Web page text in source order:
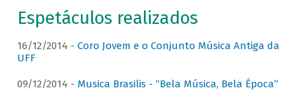
Espetáculos realizados
16/12/2014 - Coro Jovem e o Conjunto Música Antiga da
UFF
09/12/2014 - Musica Brasilis - “Bela Música, Bela Época”